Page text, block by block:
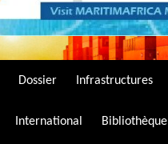
Dossier Infrastructures
International Bibliothèque